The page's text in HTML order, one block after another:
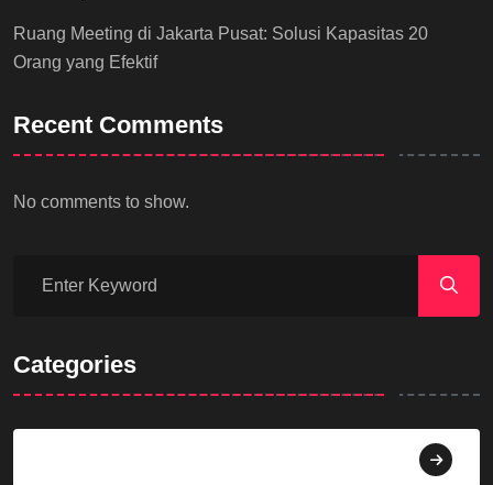
Ruang Meeting di Jakarta Pusat: Solusi Kapasitas 20
Orang yang Efektif
Recent Comments
No comments to show.
Categories